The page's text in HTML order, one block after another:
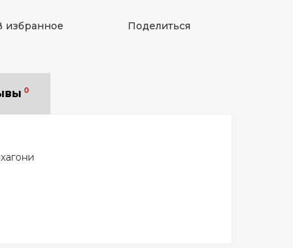
избранное Поделиться
0